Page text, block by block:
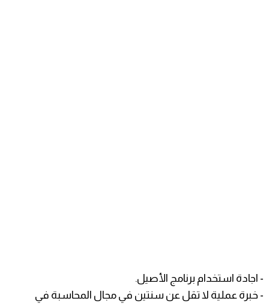
- اجادة استخدام برنامج الأصيل.
- خبرة عملية لا تقل عن سنتين في مجال المحاسبة في